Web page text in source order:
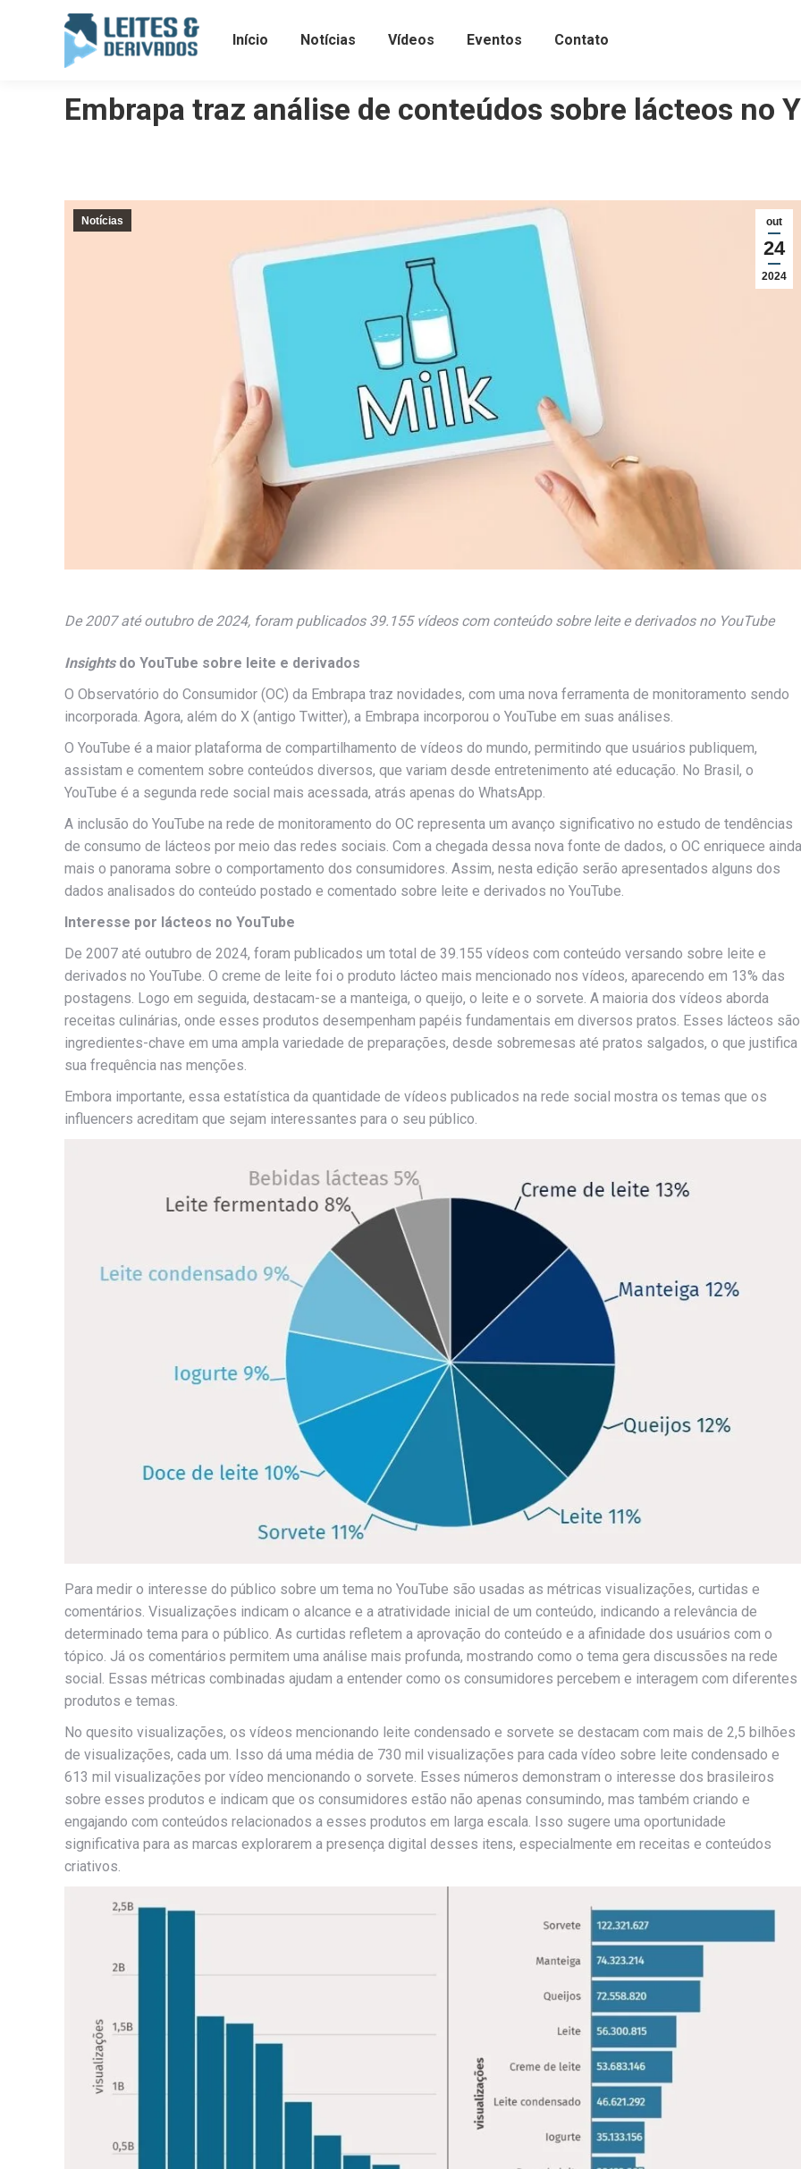
Início Notícias Vídeos Eventos Contato
Embrapa traz análise de conteúdos sobre lácteos no
out
24
2024
Notícias
De 2007 até outubro de 2024, foram publicados 39.155 vídeos com conteúdo sobre leite e derivados no YouTube
Insightsdo YouTube sobre leite e derivados
O Observatório do Consumidor (OC) da Embrapa traz novidades, com uma nova ferramenta de monitoramento sendo
incorporada. Agora, além do X (antigo Twitter), a Embrapa incorporou o YouTube em suas análises.
O YouTube é a maior plataforma de compartilhamento de vídeos do mundo, permitindo que usuários publiquem,
assistam e comentem sobre conteúdos diversos, que variam desde entretenimento até educação. No Brasil, o
YouTube é a segunda rede social mais acessada, atrás apenas do WhatsApp.
A inclusão do YouTube na rede de monitoramento do OC representa um avanço significativo no estudo de tendências
de consumo de lácteos por meio das redes sociais. Com a chegada dessa nova fonte de dados, o OC enriquece ainda
mais o panorama sobre o comportamento dos consumidores. Assim, nesta edição serão apresentados alguns dos
dados analisados do conteúdo postado e comentado sobre leite e derivados no YouTube.
Interesse por lácteos no YouTube
De 2007 até outubro de 2024, foram publicados um total de 39.155 vídeos com conteúdo versando sobre leite e
derivados no YouTube. O creme de leite foi o produto lácteo mais mencionado nos vídeos, aparecendo em 13% das
postagens. Logo em seguida, destacam-se a manteiga, o queijo, o leite e o sorvete. A maioria dos vídeos aborda
receitas culinárias, onde esses produtos desempenham papéis fundamentais em diversos pratos. Esses lácteos são
ingredientes-chave em uma ampla variedade de preparações, desde sobremesas até pratos salgados, o que justifica
sua frequência nas menções.
Embora importante, essa estatística da quantidade de vídeos publicados na rede social mostra os temas que os
influencers acreditam que sejam interessantes para o seu público.
Para medir o interesse do público sobre um tema no YouTube são usadas as métricas visualizações, curtidas e
comentários. Visualizações indicam o alcance e a atratividade inicial de um conteúdo, indicando a relevância de
determinado tema para o público. As curtidas refletem a aprovação do conteúdo e a afinidade dos usuários com o
tópico. Já os comentários permitem uma análise mais profunda, mostrando como o tema gera discussões na rede
social. Essas métricas combinadas ajudam a entender como os consumidores percebem e interagem com diferentes
produtos e temas.
No quesito visualizações, os vídeos mencionando leite condensado e sorvete se destacam com mais de 2,5 bilhões
de visualizações, cada um. Isso dá uma média de 730 mil visualizações para cada vídeo sobre leite condensado e
613 mil visualizações por vídeo mencionando o sorvete. Esses números demonstram o interesse dos brasileiros
sobre esses produtos e indicam que os consumidores estão não apenas consumindo, mas também criando e
engajando com conteúdos relacionados a esses produtos em larga escala. Isso sugere uma oportunidade
significativa para as marcas explorarem a presença digital desses itens, especialmente em receitas e conteúdos
criativos.